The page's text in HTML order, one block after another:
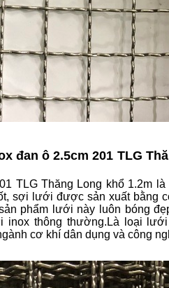
đan ô 2.5cm 201 TLG
TLG Thăng Long khổ 1.2m
sợi lưới được sản xuất bằng
phẩm lưới này luôn bóng
inox thông thường.Là loại
cơ khí dân dụng và công